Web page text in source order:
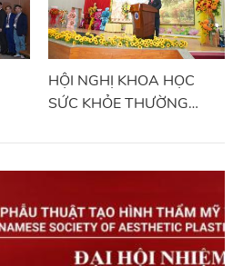
HỘI NGHỊ KHOA HỌC
SỨC KHỎE THƯỜNG